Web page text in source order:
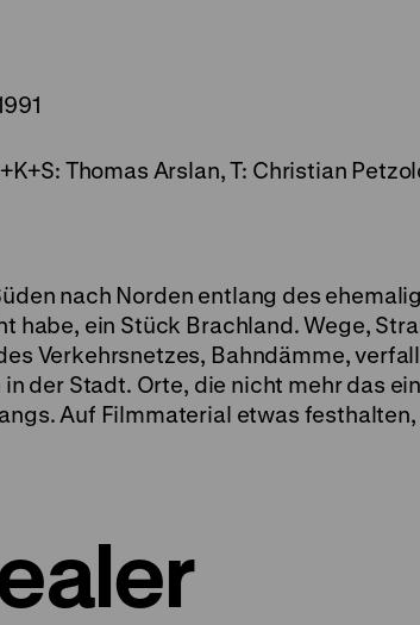
Thomas Arslan, T: Christian
nach Norden entlang des
habe, ein Stück Brachland. Wege,
Verkehrsnetzes, Bahndämme,
der Stadt. Orte, die nicht mehr das
Auf Filmmaterial etwas festhalten,